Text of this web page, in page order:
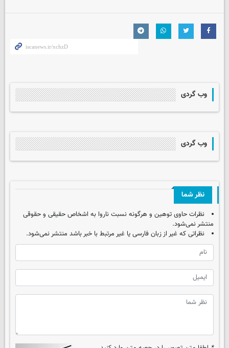
وب گردی
وب گردی
نظر شما
نظرات حاوی توهین و هرگونه نسبت ناروا به اشخاص حقیقی و حقوقی
منتشر نمی‌شود.
نظراتی که غیر از زبان فارسی یا غیر مرتبط با خبر باشد منتشر نمی‌شود.